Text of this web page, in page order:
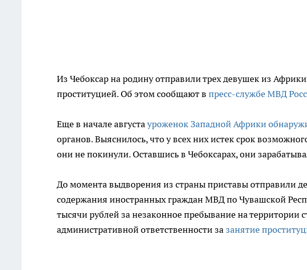
Из Чебоксар на родину отправили трех девушек из
проституцией. Об этом сообщают в пресс-службе МВД
Еще в начале августауроженок Западной Африки
органов. Выяснилось, что у всех них истек срок
они не покинули. Оставшись в Чебоксарах, они
До момента выдворения из страны приставы отправили
содержания иностранных граждан МВД по Чувашской
тысячи рублей за незаконное пребывание на территории
административной ответственности за занятие